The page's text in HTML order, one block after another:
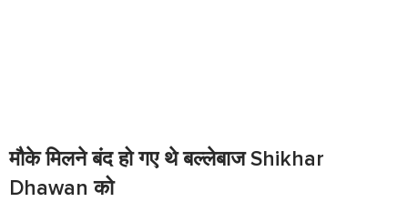
मौके मिलने बंद हो गए थे बल्लेबाज Shikhar
Dhawan को